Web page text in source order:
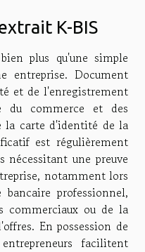
K-BIS
plus qu'une simple
entreprise. Document
et de l'enregistrement
du commerce et des
la carte d'identité de la
est régulièrement
une preuve
notamment lors
professionnel,
commerciaux ou de la
En possession de
facilitent